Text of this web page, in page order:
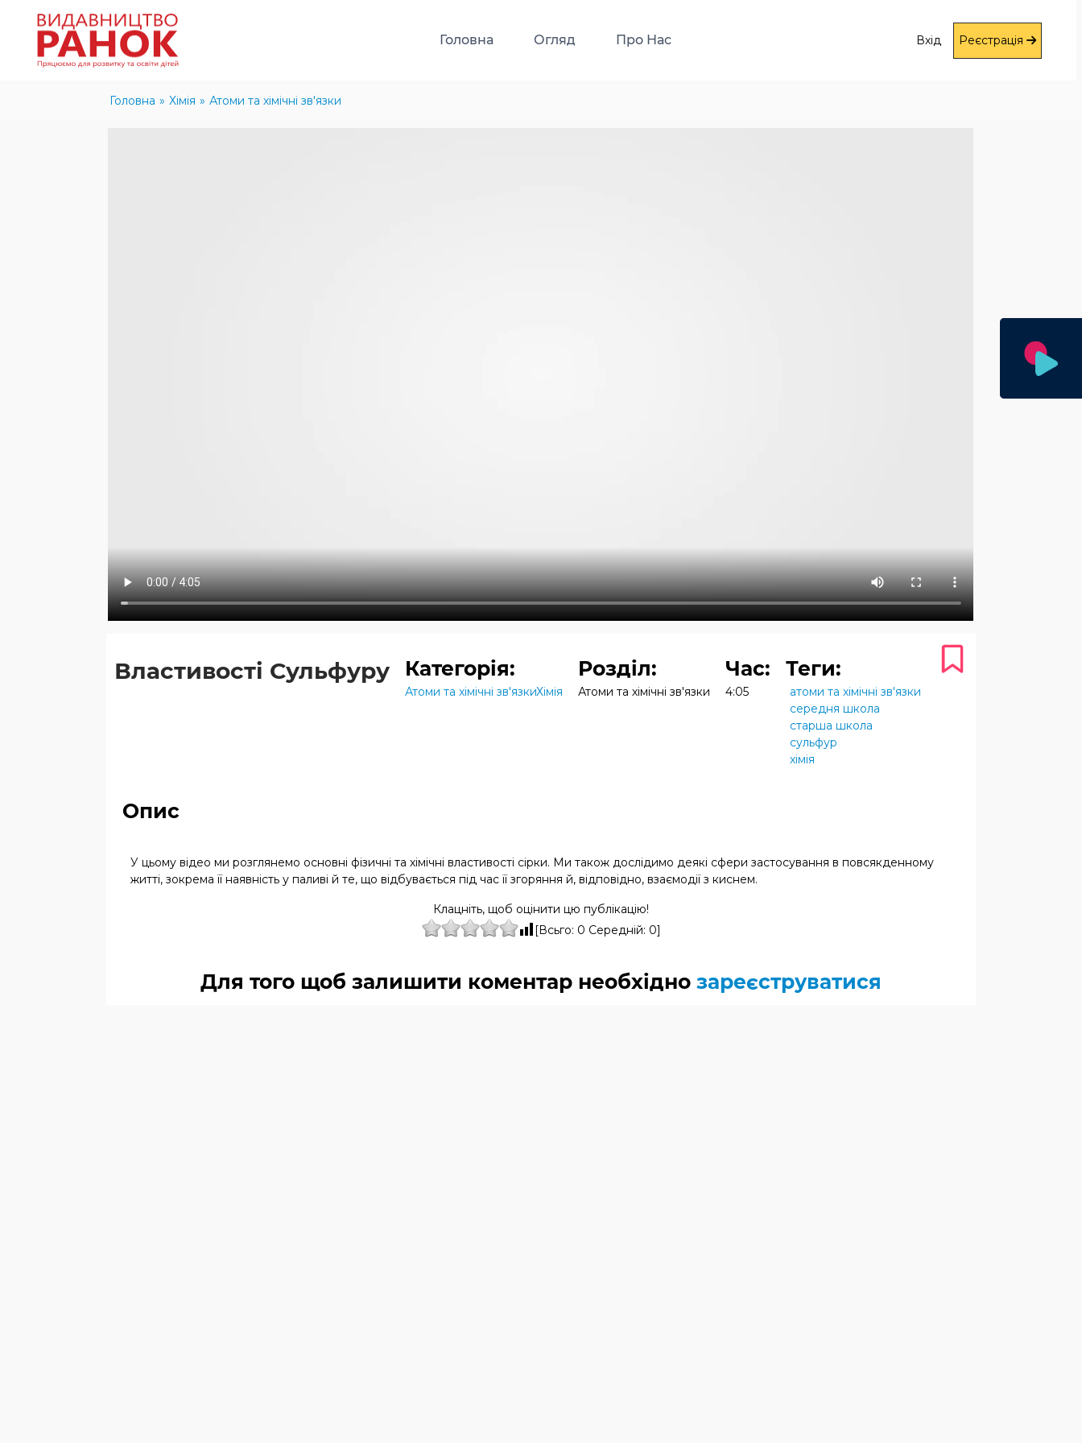
Головна Огляд Про Нас Вхід Реєстрація
Головна » Хімія » Атоми та хімічні зв'язки
Властивості Сульфуру Категорія:
Атоми та хімічні зв'язкиХімія
Розділ:
Атоми та хімічні зв'язки
Час:
4:05
Теги:
атоми та хімічні зв'язки
середня школа
старша школа
сульфур
хімія
Опис
У цьому відео ми розглянемо основні фізичні та хімічні властивості сірки. Ми також дослідимо деякі сфери застосування в повсякденному
житті, зокрема її наявність у паливі й те, що відбувається під час її згоряння й, відповідно, взаємодії з киснем.
Клацніть, щоб оцінити цю публікацію!
[Всьго: 0 Середній: 0]
Для того щоб залишити коментар необхідно зареєструватися